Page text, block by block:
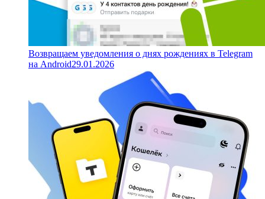
Возвращаем уведомления о днях рождениях в Telegram
на Android29.01.2026